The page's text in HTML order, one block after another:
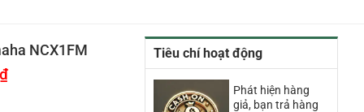
Tiêu chí hoạt động
Phát hiện hàng
giả, bạn trả hàng
NCX1FM
₫Giá